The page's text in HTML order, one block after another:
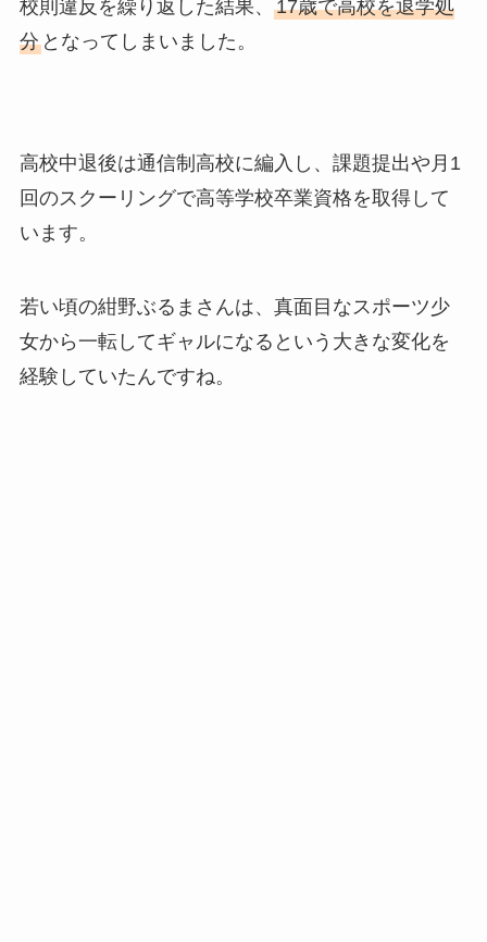
校則違反を繰り返した結果、 17歳で高校を退学処
分となってしまいました。
高校中退後は通信制高校に編入し、課題提出や月1
回のスクーリングで高等学校卒業資格を取得して
います。
若い頃の紺野ぶるまさんは、真面目なスポーツ少
女から一転してギャルになるという大きな変化を
経験していたんですね。